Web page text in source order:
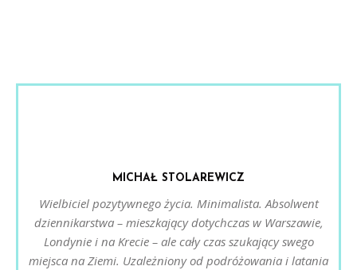
MICHAŁ STOLAREWICZ
Wielbiciel pozytywnego życia. Minimalista. Absolwent
dziennikarstwa – mieszkający dotychczas w Warszawie,
Londynie i na Krecie – ale cały czas szukający swego
miejsca na Ziemi. Uzależniony od podróżowania i latania